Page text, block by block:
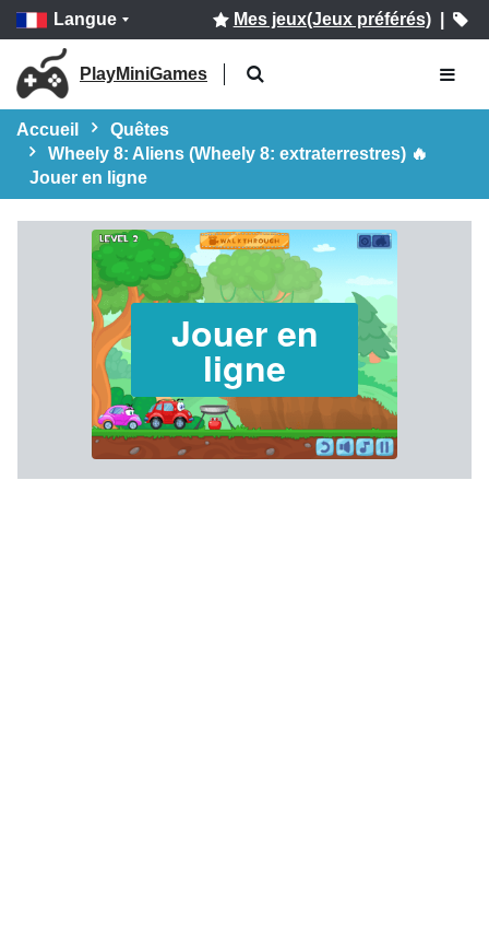
Langue Mes jeux(Jeux préférés)|
PlayMiniGames
Accueil
Quêtes
Wheely 8: Aliens (Wheely 8: extraterrestres) 🔥
Jouer en ligne
Jouer en
ligne